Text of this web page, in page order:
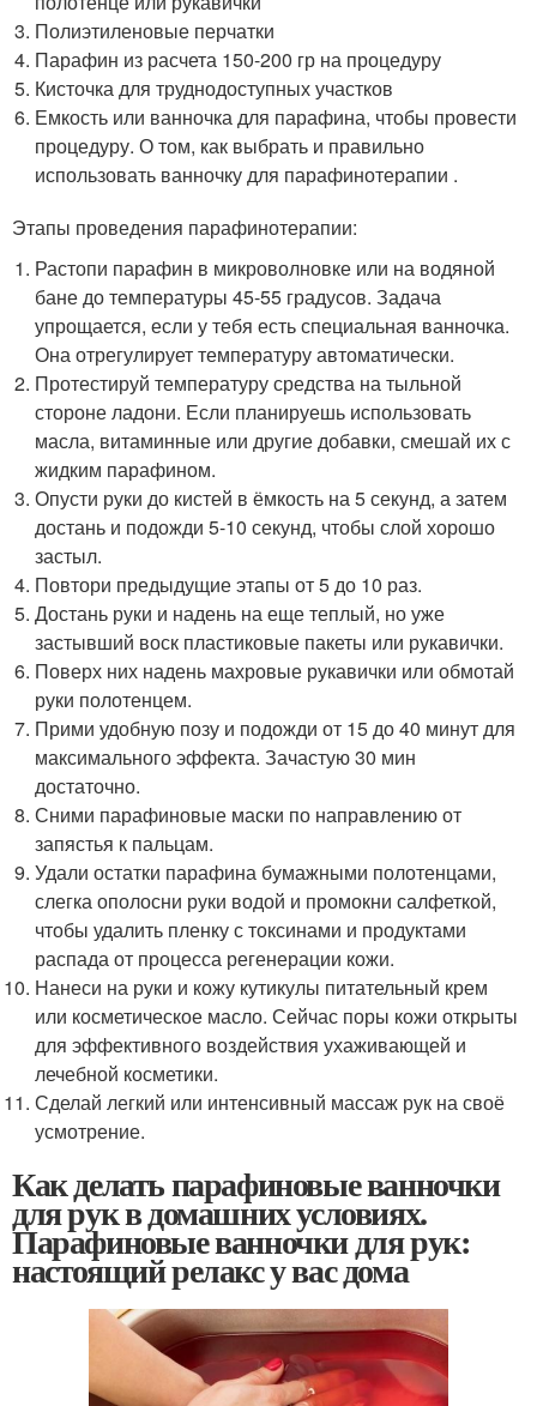
Полиэтиленовые перчатки
Парафин из расчета 150-200 гр на процедуру
Кисточка для труднодоступных участков
Емкость или ванночка для парафина, чтобы провести
процедуру. О том, как выбрать и правильно
использовать ванночку для парафинотерапии .
Этапы проведения парафинотерапии:
Растопи парафин в микроволновке или на водяной
бане до температуры 45-55 градусов. Задача
упрощается, если у тебя есть специальная ванночка.
Она отрегулирует температуру автоматически.
Протестируй температуру средства на тыльной
стороне ладони. Если планируешь использовать
масла, витаминные или другие добавки, смешай их с
жидким парафином.
Опусти руки до кистей в ёмкость на 5 секунд, а затем
достань и подожди 5-10 секунд, чтобы слой хорошо
застыл.
Повтори предыдущие этапы от 5 до 10 раз.
Достань руки и надень на еще теплый, но уже
застывший воск пластиковые пакеты или рукавички.
Поверх них надень махровые рукавички или обмотай
руки полотенцем.
Прими удобную позу и подожди от 15 до 40 минут для
максимального эффекта. Зачастую 30 мин
достаточно.
Сними парафиновые маски по направлению от
запястья к пальцам.
Удали остатки парафина бумажными полотенцами,
слегка ополосни руки водой и промокни салфеткой,
чтобы удалить пленку с токсинами и продуктами
распада от процесса регенерации кожи.
Нанеси на руки и кожу кутикулы питательный крем
или косметическое масло. Сейчас поры кожи открыты
для эффективного воздействия ухаживающей и
лечебной косметики.
Сделай легкий или интенсивный массаж рук на своё
усмотрение.
Как делать парафиновые ванночки
для рук в домашних условиях.
Парафиновые ванночки для рук:
настоящий релакс у вас дома